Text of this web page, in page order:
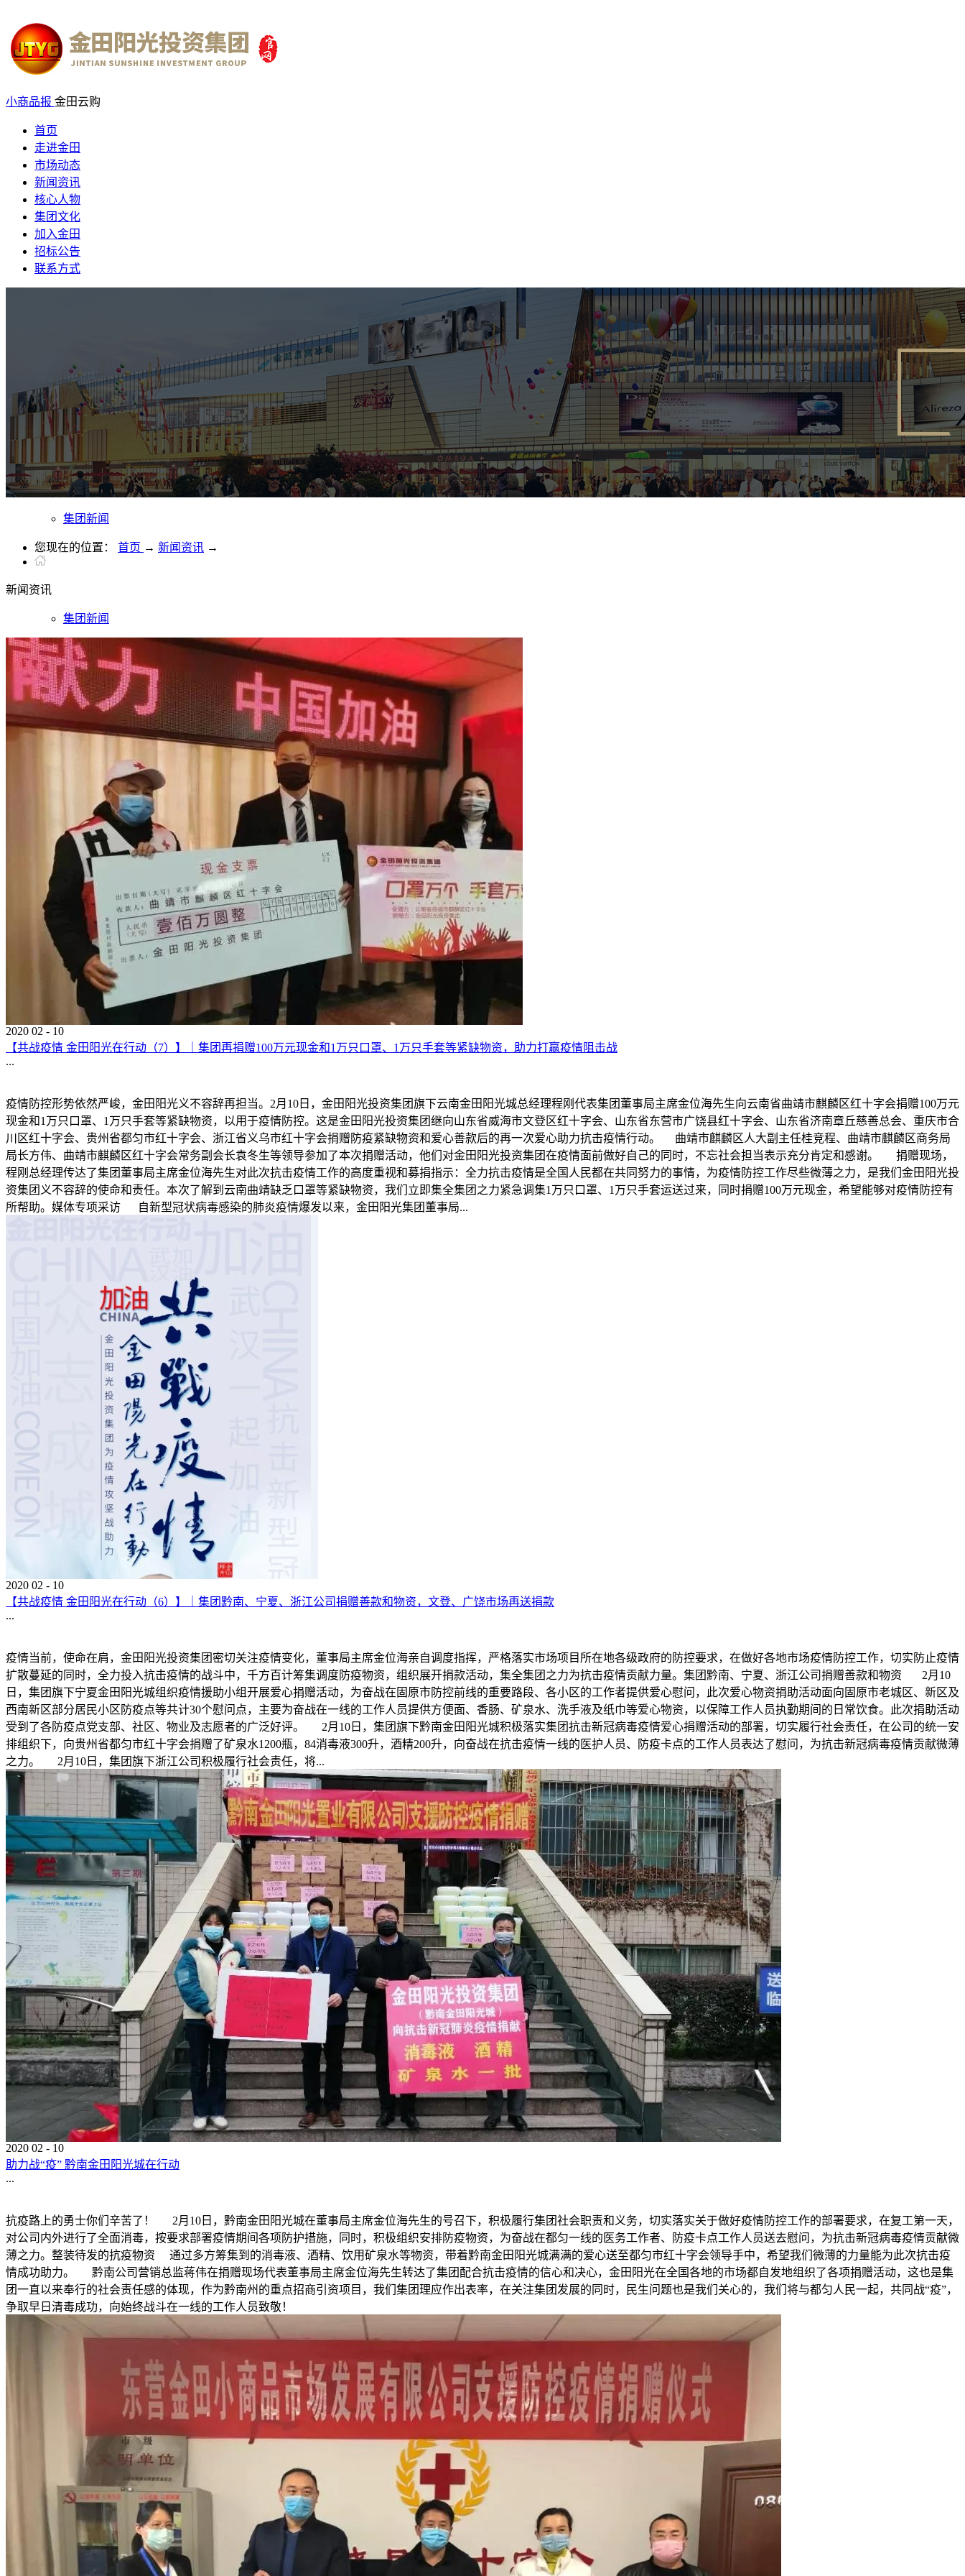
小商品报 金田云购
首页
走进金田
市场动态
新闻资讯
核心人物
集团文化
加入金田
招标公告
联系方式
集团新闻
您现在的位置： 首页 → 新闻资讯 →
新闻 资讯
集团新闻
2020 02 - 10
【共战疫情 金田阳光在行动（7）】｜集团再捐赠100万元现金和1万只口罩、1万只手套等紧缺物资，助力打赢疫情阻击战
...
疫情防控形势依然严峻，金田阳光义不容辞再担当。2月10日，金田阳光投资集团旗下云南金田阳光城总经理程刚代表集团董事局主席金位海先生向云南省曲靖市麒麟区红十字会捐赠100万元
现金和1万只口罩、1万只手套等紧缺物资，以用于疫情防控。这是金田阳光投资集团继向山东省威海市文登区红十字会、山东省东营市广饶县红十字会、山东省济南章丘慈善总会、重庆市合
川区红十字会、贵州省都匀市红十字会、浙江省义乌市红十字会捐赠防疫紧缺物资和爱心善款后的再一次爱心助力抗击疫情行动。 曲靖市麒麟区人大副主任桂竞程、曲靖市麒麟区商务局
局长方伟、曲靖市麒麟区红十字会常务副会长袁冬生等领导参加了本次捐赠活动，他们对金田阳光投资集团在疫情面前做好自己的同时，不忘社会担当表示充分肯定和感谢。 捐赠现场，
程刚总经理传达了集团董事局主席金位海先生对此次抗击疫情工作的高度重视和募捐指示：全力抗击疫情是全国人民都在共同努力的事情，为疫情防控工作尽些微薄之力，是我们金田阳光投
资集团义不容辞的使命和责任。本次了解到云南曲靖缺乏口罩等紧缺物资，我们立即集全集团之力紧急调集1万只口罩、1万只手套运送过来，同时捐赠100万元现金，希望能够对疫情防控有
所帮助。媒体专项采访 自新型冠状病毒感染的肺炎疫情爆发以来，金田阳光集团董事局...
2020 02 - 10
【共战疫情 金田阳光在行动（6）】｜集团黔南、宁夏、浙江公司捐赠善款和物资，文登、广饶市场再送捐款
...
疫情当前，使命在肩，金田阳光投资集团密切关注疫情变化，董事局主席金位海亲自调度指挥，严格落实市场项目所在地各级政府的防控要求，在做好各地市场疫情防控工作，切实防止疫情
扩散蔓延的同时，全力投入抗击疫情的战斗中，千方百计筹集调度防疫物资，组织展开捐款活动，集全集团之力为抗击疫情贡献力量。集团黔南、宁夏、浙江公司捐赠善款和物资 2月10
日，集团旗下宁夏金田阳光城组织疫情援助小组开展爱心捐赠活动，为奋战在固原市防控前线的重要路段、各小区的工作者提供爱心慰问，此次爱心物资捐助活动面向固原市老城区、新区及
西南新区部分居民小区防疫点等共计30个慰问点，主要为奋战在一线的工作人员提供方便面、香肠、矿泉水、洗手液及纸巾等爱心物资，以保障工作人员执勤期间的日常饮食。此次捐助活动
受到了各防疫点党支部、社区、物业及志愿者的广泛好评。 2月10日，集团旗下黔南金田阳光城积极落实集团抗击新冠病毒疫情爱心捐赠活动的部署，切实履行社会责任，在公司的统一安
排组织下，向贵州省都匀市红十字会捐赠了矿泉水1200瓶，84消毒液300升，酒精200升，向奋战在抗击疫情一线的医护人员、防疫卡点的工作人员表达了慰问，为抗击新冠病毒疫情贡献微薄
之力。 2月10日，集团旗下浙江公司积极履行社会责任，将...
2020 02 - 10
助力战“疫” 黔南金田阳光城在行动
...
抗疫路上的勇士你们辛苦了！ 2月10日，黔南金田阳光城在董事局主席金位海先生的号召下，积极履行集团社会职责和义务，切实落实关于做好疫情防控工作的部署要求，在复工第一天，
对公司内外进行了全面消毒，按要求部署疫情期间各项防护措施，同时，积极组织安排防疫物资，为奋战在都匀一线的医务工作者、防疫卡点工作人员送去慰问，为抗击新冠病毒疫情贡献微
薄之力。整装待发的抗疫物资 通过多方筹集到的消毒液、酒精、饮用矿泉水等物资，带着黔南金田阳光城满满的爱心送至都匀市红十字会领导手中，希望我们微薄的力量能为此次抗击疫
情成功助力。 黔南公司营销总监蒋伟在捐赠现场代表董事局主席金位海先生转达了集团配合抗击疫情的信心和决心，金田阳光在全国各地的市场都自发地组织了各项捐赠活动，这也是集
团一直以来奉行的社会责任感的体现，作为黔南州的重点招商引资项目，我们集团理应作出表率，在关注集团发展的同时，民生问题也是我们关心的，我们将与都匀人民一起，共同战“疫”，
争取早日清毒成功，向始终战斗在一线的工作人员致敬！